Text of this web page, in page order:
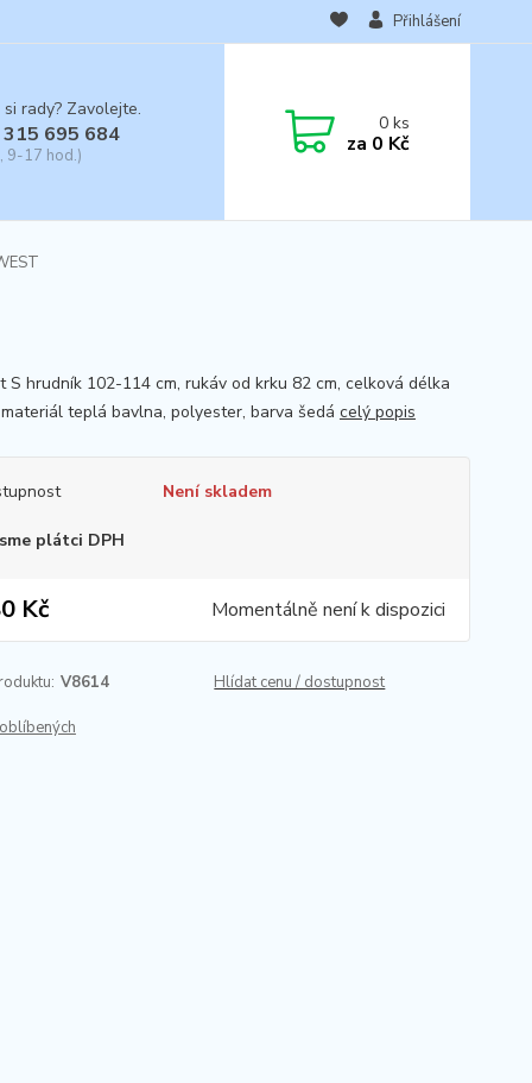
Přihlášení
rady? Zavolejte.
695 684
9-17 hod.)
0ks
za 0 Kč
S hrudník 102-114 cm, rukáv od krku 82 cm, celková délka
teplá bavlna, polyester, barva šedá celý popis
Není skladem
plátci DPH
Kč Momentálně není k dispozici
V8614 Hlídat cenu / dostupnost